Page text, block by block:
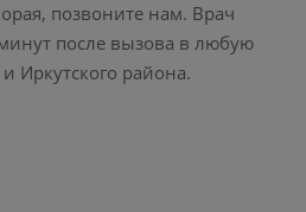
позвоните нам. Врач
после вызова в любую
Иркутского района.